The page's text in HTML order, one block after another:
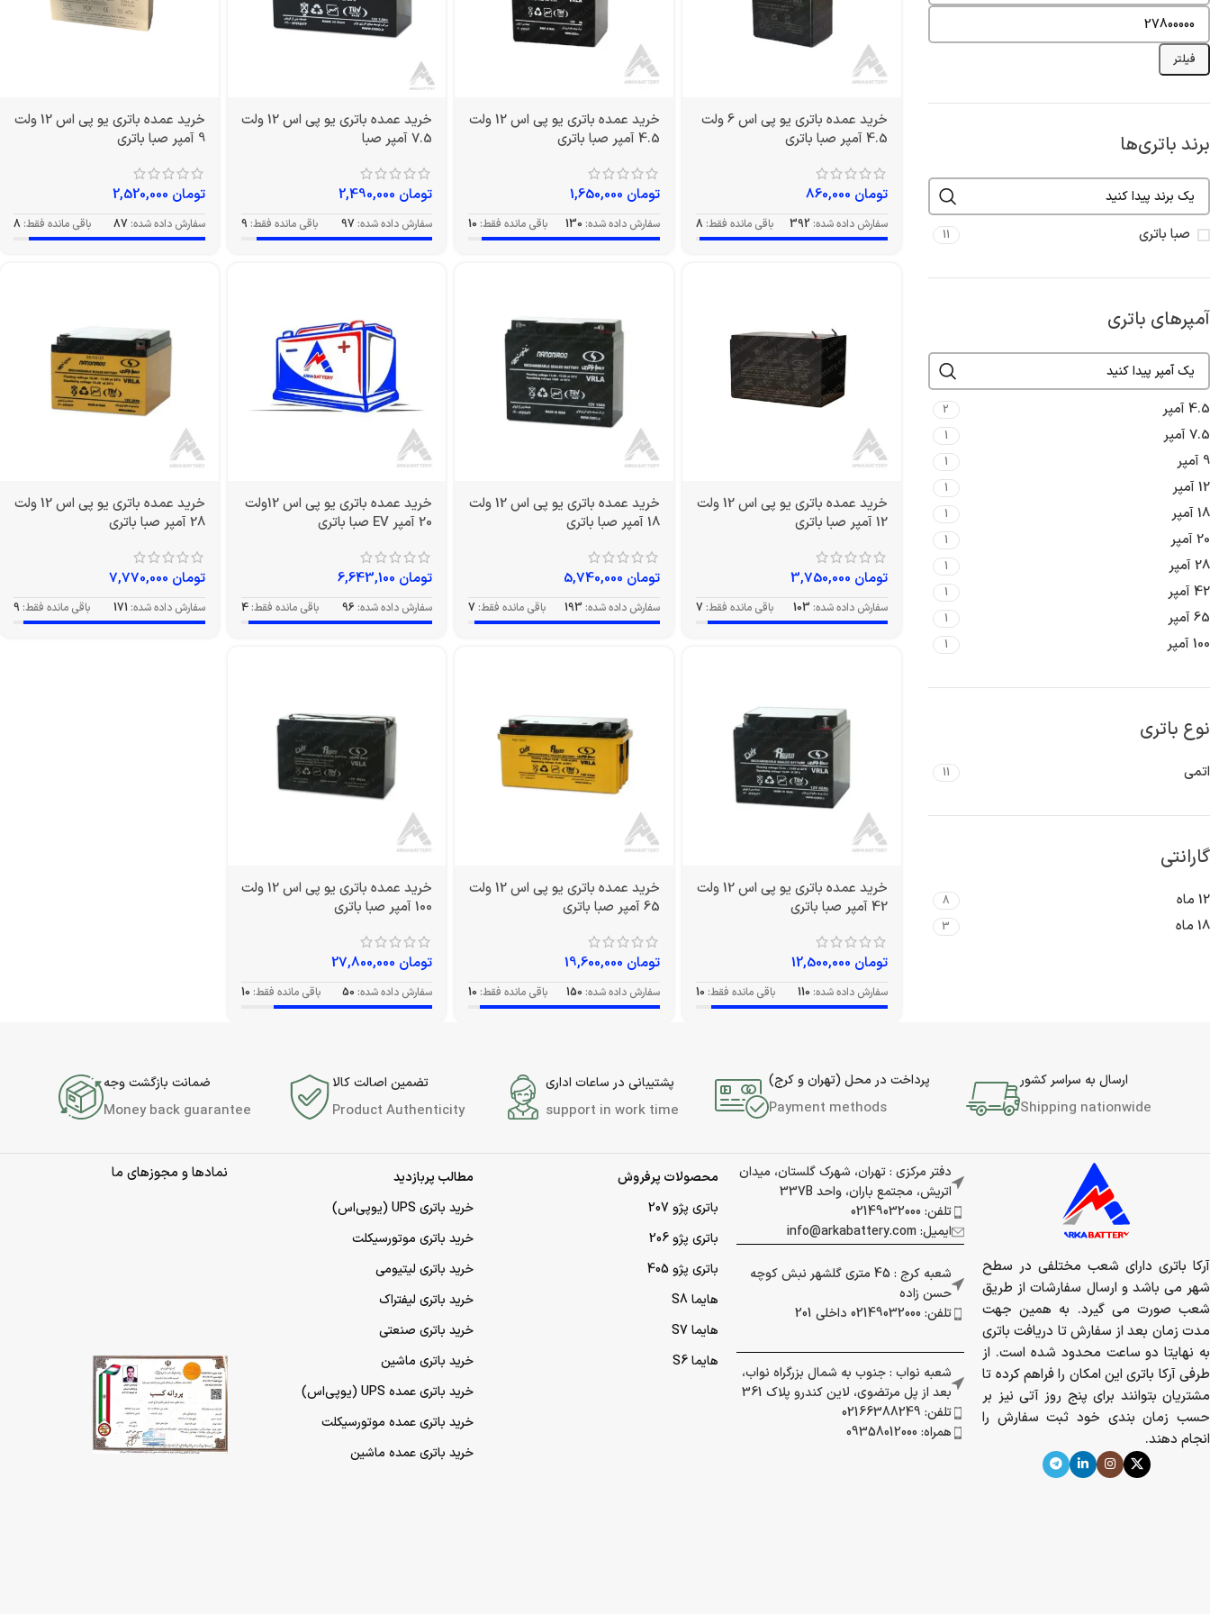
فیلتر
برند باتری‌ها
صبا باتری 11
آمپرهای باتری
4.5 آمپر 2
7.5 آمپر 1
9 آمپر 1
12 آمپر 1
18 آمپر 1
20 آمپر 1
28 آمپر 1
42 آمپر 1
65 آمپر 1
100 آمپر 1
نوع باتری
اتمی 11
گارانتی
12 ماه 8
18 ماه 3
خرید عمده باتری یو پی اس 6 ولت
4.5 آمپر صبا باتری
تومان
سفارش داده شده: 392 باقی مانده فقط: 8
خرید عمده باتری یو پی اس 12 ولت
4.5 آمپر صبا باتری
تومان
سفارش داده شده: 130 باقی مانده فقط: 10
خرید عمده باتری یو پی اس 12 ولت
7.5 آمپر صبا
تومان
سفارش داده شده: 97 باقی مانده فقط: 9
خرید عمده باتری یو پی اس 12 ولت
9 آمپر صبا باتری
تومان
سفارش داده شده: 87 باقی مانده فقط: 8
خرید عمده باتری یو پی اس 12 ولت
12 آمپر صبا باتری
تومان
سفارش داده شده: 103 باقی مانده فقط: 7
خرید عمده باتری یو پی اس 12 ولت
18 آمپر صبا باتری
تومان
سفارش داده شده: 193 باقی مانده فقط: 7
خرید عمده باتری یو پی اس 12ولت
20 آمپر EV صبا باتری
تومان
سفارش داده شده: 96 باقی مانده فقط: 4
خرید عمده باتری یو پی اس 12 ولت
28 آمپر صبا باتری
تومان
سفارش داده شده: 171 باقی مانده فقط: 9
خرید عمده باتری یو پی اس 12 ولت
42 آمپر صبا باتری
تومان
سفارش داده شده: 110 باقی مانده فقط: 10
خرید عمده باتری یو پی اس 12 ولت
65 آمپر صبا باتری
تومان
سفارش داده شده: 150 باقی مانده فقط: 10
خرید عمده باتری یو پی اس 12 ولت
100 آمپر صبا باتری
تومان
سفارش داده شده: 50 باقی مانده فقط: 10
ارسال به سراسر کشور
Shipping nationwide
پرداخت در محل (تهران و کرج)
Payment methods
پشتیبانی در ساعات اداری
support in work time
تضمین اصالت کالا
Product Authenticity
ضمانت بازگشت وجه
Money back guarantee
آرکا باتری دارای شعب مختلفی در سطح
شهر می باشد و ارسال سفارشات از طریق
شعب صورت می گیرد. به همین جهت
مدت زمان بعد از سفارش تا دریافت باتری
به نهایتا دو ساعت محدود شده است. از
طرفی آرکا باتری این امکان را فراهم کرده تا
مشتریان بتوانند برای پنج روز آتی نیز بر
حسب زمان بندی خود ثبت سفارش را
انجام دهند.
دفتر مرکزی : تهران، شهرک گلستان، میدان
اتریش، مجتمع باران، واحد 337B
تلفن: 02149032000
ایمیل: info@arkabattery.com
شعبه کرج : 45 متری گلشهر نبش کوچه
حسن زاده
تلفن: 02149032000 داخلی 201
شعبه نواب : جنوب به شمال بزرگراه نواب،
بعد از پل مرتضوی، لاین کندرو پلاک 361
تلفن: 02166388249
همراه: 09358012000
محصولات پرفروش
باتری پژو 207
باتری پژو 206
باتری پژو 405
هایما S8
هایما S7
هایما S6
مطالب پربازدید
خرید باتری UPS (یو‌پی‌اس)
خرید باتری موتورسیکلت
خرید باتری لیتیومی
خرید باتری لیفتراک
خرید باتری صنعتی
خرید باتری ماشین
خرید باتری عمده UPS (یو‌پی‌اس)
خرید باتری عمده موتورسیکلت
خرید باتری عمده ماشین
نمادها و مجوزهای ما